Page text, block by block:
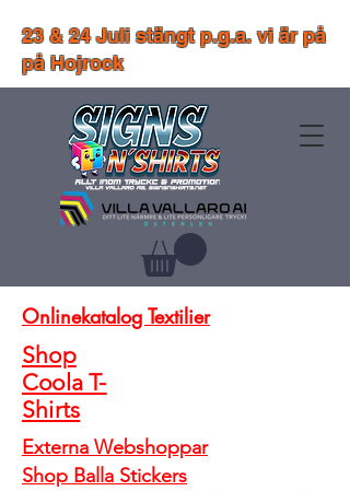
Shop
Coola T-
Shirts
Onlinekatalog Textilier
Externa Webshoppar
Shop Balla Stickers
23 & 24 Juli stängt p.g.a. vi är på
på Hojrock